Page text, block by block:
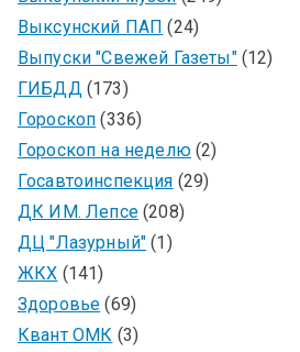
Выксунский ПАП (24)
Выпуски "Свежей Газеты"(12)
ГИБДД (173)
Гороскоп (336)
Гороскоп на неделю(2)
Госавтоинспекция (29)
ДК ИМ. Лепсе(208)
ДЦ "Лазурный" (1)
ЖКХ (141)
Здоровье (69)
Квант ОМК (3)